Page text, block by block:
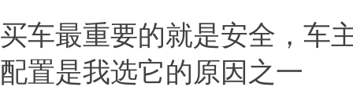
买车最重要的就是安全，车
配置是我选它的原因之一